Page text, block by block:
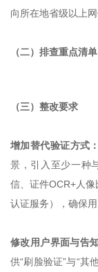
向所在地省级以上
（二）排查重点清单
（三）整改要求
增加替代验证方式：
景，引入至少一种
信、证件OCR+人
认证服务），确保用
修改用户界面与告
供“刷脸验证”与“其